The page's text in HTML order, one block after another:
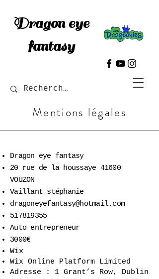
Dragon eye
fantasy
Mentions légales
Dragon eye fantasy
20 rue de la houssaye 41600
VOUZON
Vaillant stéphanie
dragoneyefantasy@hotmail.com
517819355
Auto entrepreneur
3000€
Wix
Wix Online Platform Limited
Adresse : 1 Grant’s Row, Dublin